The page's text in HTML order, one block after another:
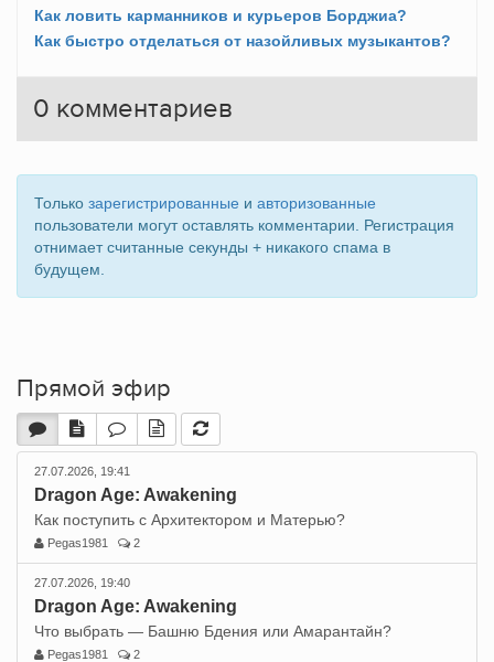
Как ловить карманников и курьеров Борджиа?
Как быстро отделаться от назойливых музыкантов?
0 комментариев
Только зарегистрированные и авторизованные
пользователи могут оставлять комментарии. Регистрация
отнимает считанные секунды + никакого спама в
будущем.
Прямой эфир
27.07.2026, 19:41
Dragon Age: Awakening
Как поступить с Архитектором и Матерью?
Pegas1981 2
27.07.2026, 19:40
Dragon Age: Awakening
Что выбрать — Башню Бдения или Амарантайн?
Pegas1981 2